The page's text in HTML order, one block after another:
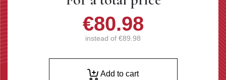
€80.98
instead of €89.98
Add to cart